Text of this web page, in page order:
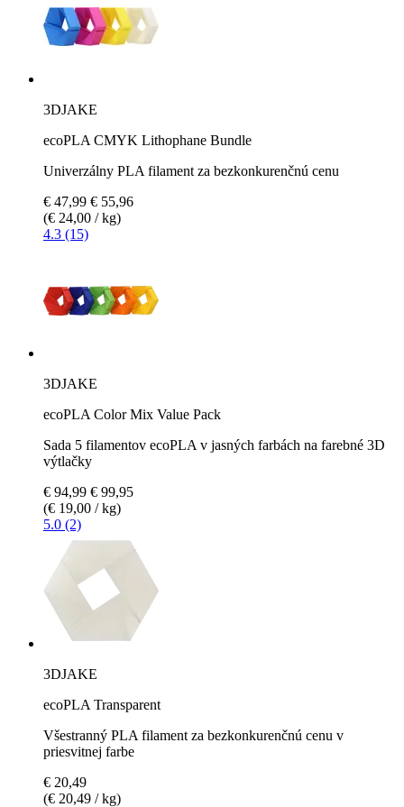
3DJAKE
ecoPLA CMYK Lithophane Bundle
Univerzálny PLA filament za bezkonkurenčnú cenu
€ 47,99 € 55,96
(€ 24,00 / kg)
4.3 (15)
3DJAKE
ecoPLA Color Mix Value Pack
Sada 5 filamentov ecoPLA v jasných farbách na farebné 3D
výtlačky
€ 94,99 € 99,95
(€ 19,00 / kg)
5.0 (2)
3DJAKE
ecoPLA Transparent
Všestranný PLA filament za bezkonkurenčnú cenu v
priesvitnej farbe
€ 20,49
(€ 20,49 / kg)